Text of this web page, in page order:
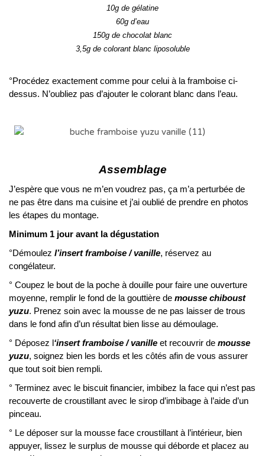
10g de gélatine
60g d’eau
150g de chocolat blanc
3,5g de colorant blanc liposoluble
°Procédez exactement comme pour celui à la framboise ci-
dessus. N’oubliez pas d’ajouter le colorant blanc dans l’eau.
Assemblage
J’espère que vous ne m’en voudrez pas, ça m’a perturbée de
ne pas être dans ma cuisine et j’ai oublié de prendre en photos
les étapes du montage.
Minimum 1 jour avant la dégustation
°Démoulez l’insert framboise / vanille, réservez au
congélateur.
° Coupez le bout de la poche à douille pour faire une ouverture
moyenne, remplir le fond de la gouttière de mousse chiboust
yuzu. Prenez soin avec la mousse de ne pas laisser de trous
dans le fond afin d’un résultat bien lisse au démoulage.
° Déposez l‘insert framboise / vanille et recouvrir de mousse
yuzu, soignez bien les bords et les côtés afin de vous assurer
que tout soit bien rempli.
° Terminez avec le biscuit financier, imbibez la face qui n’est pas
recouverte de croustillant avec le sirop d’imbibage à l’aide d’un
pinceau.
° Le déposer sur la mousse face croustillant à l’intérieur, bien
appuyer, lissez le surplus de mousse qui déborde et placez au